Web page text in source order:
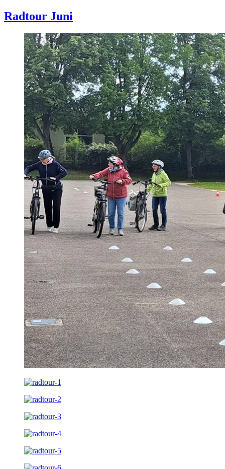
Radtour Juni